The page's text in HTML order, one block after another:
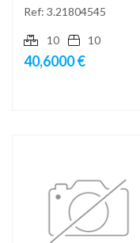
Ref: 3.21804545
10 10
40,6000 €